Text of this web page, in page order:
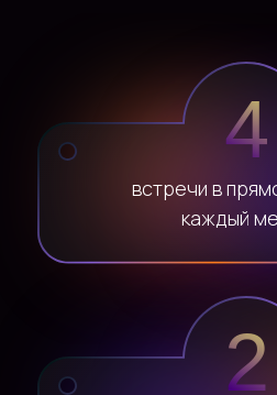
4
встречи в
каждый
2